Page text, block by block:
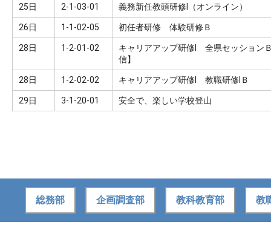
25日 2-1-03-01 義務新任教頭研修Ⅰ（オンライン）
26日 1-1-02-05 初任者研修 体験研修Ｂ
28日 1-2-01-02
キャリアアップ研修Ⅰ 全県セッション
信】
28日 1-2-02-02 キャリアアップ研修Ⅰ 教職研修ⅠＢ
29日 3-1-20-01 安全で、楽しい学校登山
総務部 企画調査部 教科教育部 教